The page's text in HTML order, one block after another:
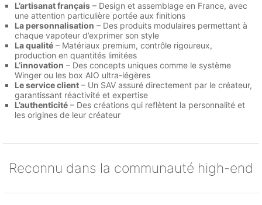
L’artisanat français – Design et assemblage en France, avec
une attention particulière portée aux finitions
La personnalisation – Des produits modulaires permettant à
chaque vapoteur d’exprimer son style
La qualité – Matériaux premium, contrôle rigoureux,
production en quantités limitées
L’innovation – Des concepts uniques comme le système
Winger ou les box AIO ultra-légères
Le service client – Un SAV assuré directement par le créateur,
garantissant réactivité et expertise
L’authenticité – Des créations qui reflètent la personnalité et
les origines de leur créateur
Reconnu dans la communauté high-end